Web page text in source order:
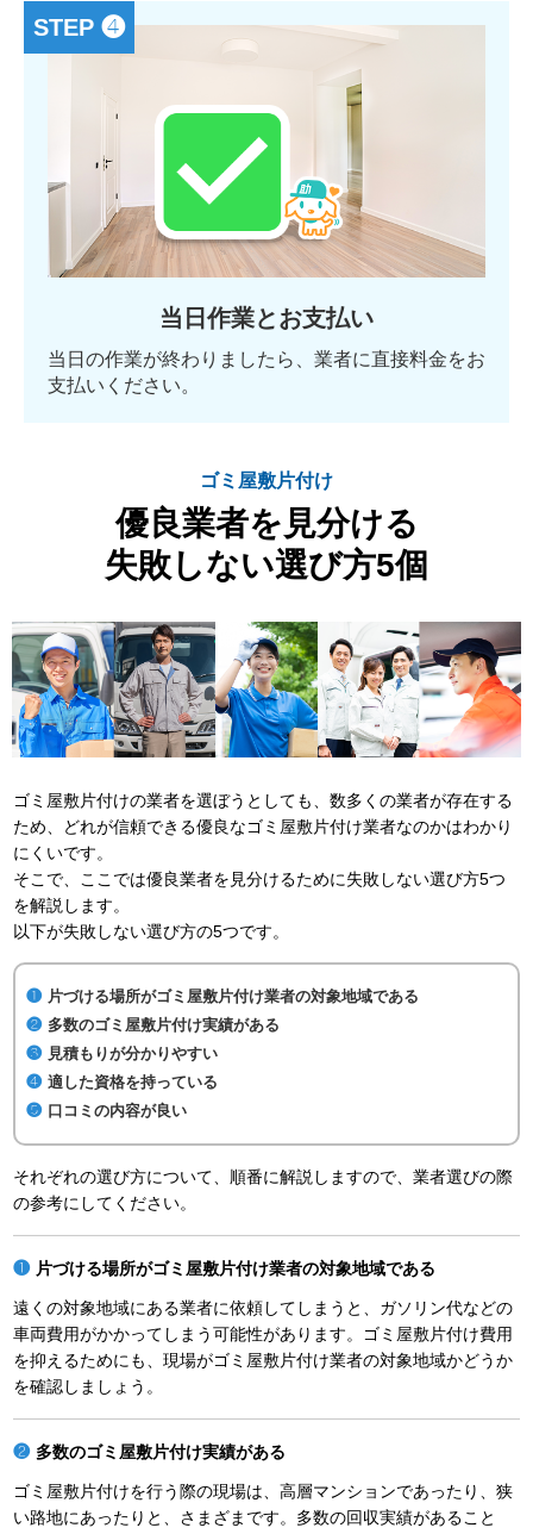
STEP ❹
当日作業とお支払い
当日の作業が終わりましたら、業者に直接料金をお
支払いください。
ゴミ屋敷片付け
優良業者を見分ける
失敗しない選び方5個
ゴミ屋敷片付けの業者を選ぼうとしても、数多くの業者が存在する
ため、どれが信頼できる優良なゴミ屋敷片付け業者なのかはわかり
にくいです。
そこで、ここでは優良業者を見分けるために失敗しない選び方5つ
を解説します。
以下が失敗しない選び方の5つです。
片づける場所がゴミ屋敷片付け業者の対象地域である
多数のゴミ屋敷片付け実績がある
見積もりが分かりやすい
適した資格を持っている
口コミの内容が良い
それぞれの選び方について、順番に解説しますので、業者選びの際
の参考にしてください。
片づける場所がゴミ屋敷片付け業者の対象地域である
遠くの対象地域にある業者に依頼してしまうと、ガソリン代などの
車両費用がかかってしまう可能性があります。ゴミ屋敷片付け費用
を抑えるためにも、現場がゴミ屋敷片付け業者の対象地域かどうか
を確認しましょう。
多数のゴミ屋敷片付け実績がある
ゴミ屋敷片付けを行う際の現場は、高層マンションであったり、狭
い路地にあったりと、さまざまです。多数の回収実績があること